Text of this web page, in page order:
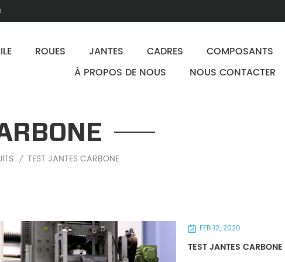
ROUES JANTES CADRES COMPOSANTS
À PROPOS DE NOUS
NOUS CONTACTER
/ TEST JANTES CARBONE
FEB 12, 2020
TEST JANTES CARBONE